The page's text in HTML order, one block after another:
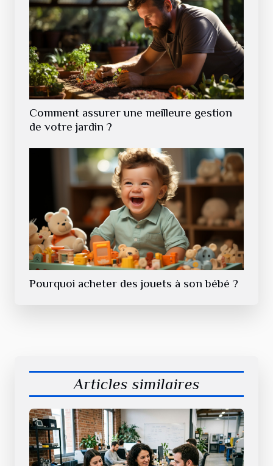
Comment assurer une meilleure gestion
de votre jardin ?
Pourquoi acheter des jouets à son bébé ?
Articles similaires